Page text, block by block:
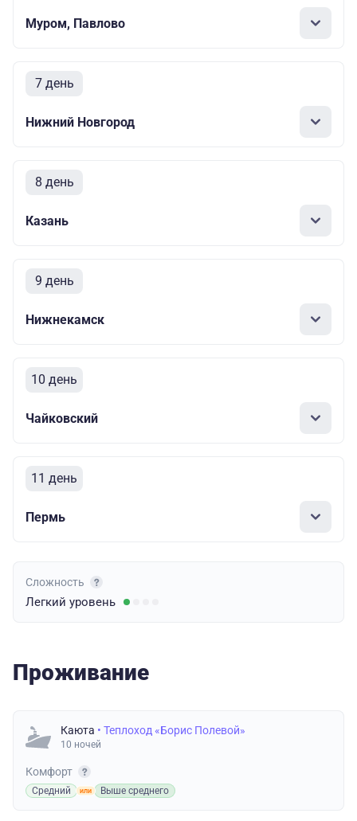
Муром, Павлово
7 день
Нижний Новгород
8 день
Казань
9 день
Нижнекамск
10 день
Чайковский
11 день
Пермь
Сложность
Легкий уровень
Проживание
Каюта • Теплоход «Борис Полевой»
10 ночей
Комфорт
Средний Выше среднего